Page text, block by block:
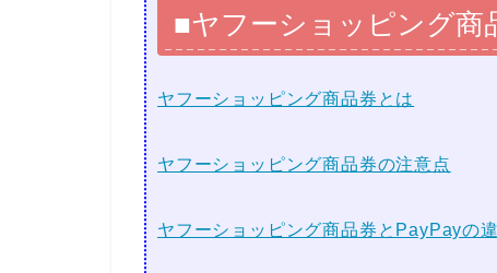
■ヤフーショッピング商
ヤフーショッピング商品券とは
ヤフーショッピング商品券の注意点
ヤフーショッピング商品券とPayPayの